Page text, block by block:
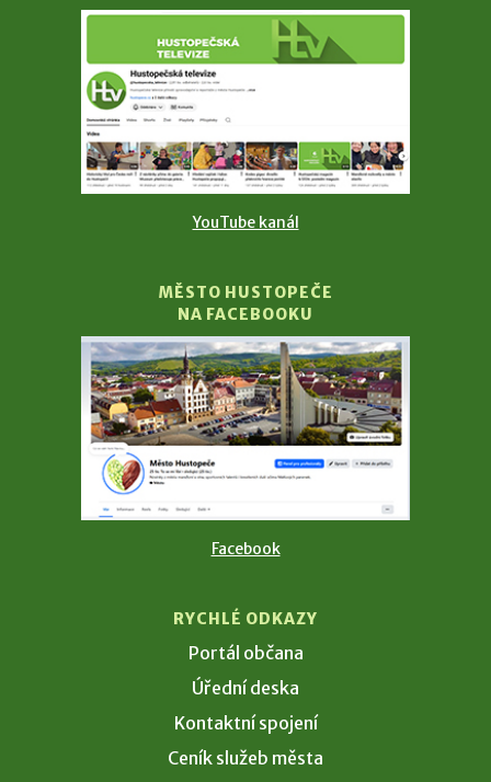
YouTube kanál
MĚSTO HUSTOPEČE
NA FACEBOOKU
Facebook
RYCHLÉ ODKAZY
Portál občana
Úřední deska
Kontaktní spojení
Ceník služeb města